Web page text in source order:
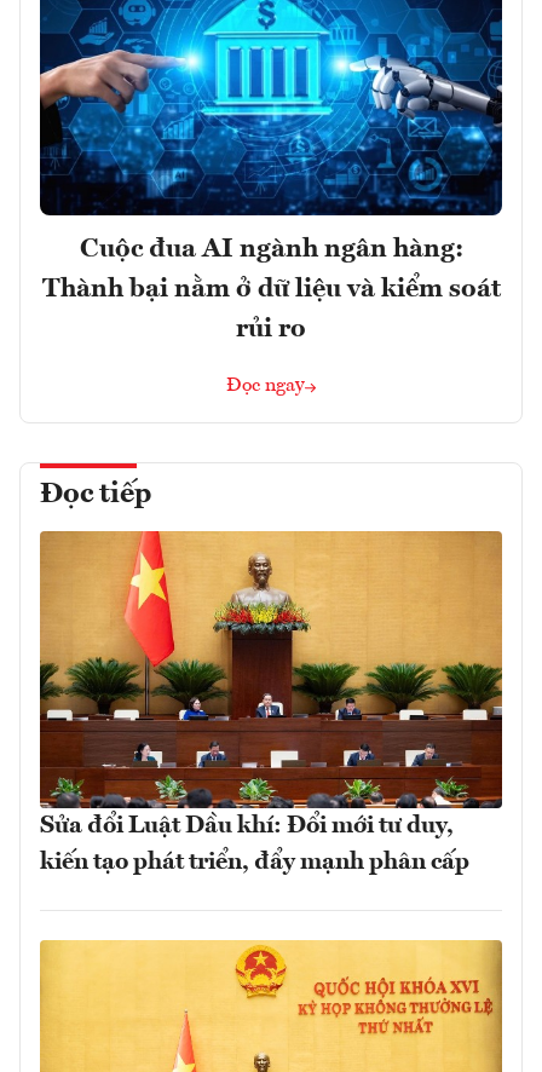
Cuộc đua AI ngành ngân hàng:
Thành bại nằm ở dữ liệu và kiểm soát
rủi ro
Đọc ngay
Đọc tiếp
Sửa đổi Luật Dầu khí: Đổi mới tư duy,
kiến tạo phát triển, đẩy mạnh phân cấp